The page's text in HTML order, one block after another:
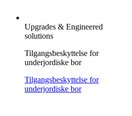
Upgrades & Engineered
solutions
Tilgangsbeskyttelse for
underjordiske bor
Tilgangsbeskyttelse for
underjordiske bor